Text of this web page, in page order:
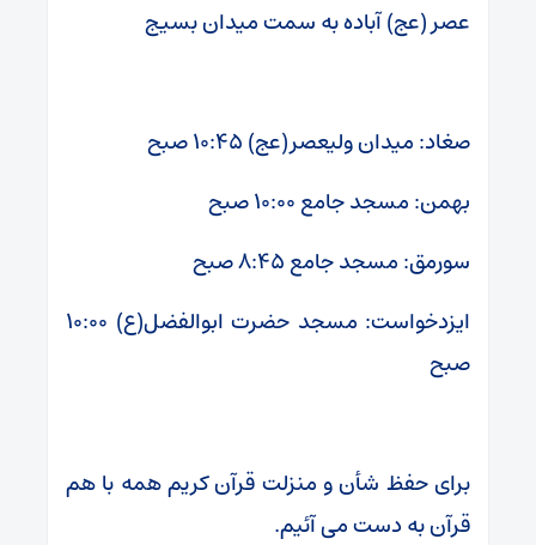
عصر (عج) آباده به سمت میدان بسیج
صغاد: میدان ولیعصر(عج) ۱۰:۴۵ صبح
بهمن: مسجد جامع ۱۰:۰۰ صبح
سورمق: مسجد جامع ۸:۴۵ صبح
ایزدخواست: مسجد حضرت ابوالفضل(ع) ۱۰:۰۰
صبح
برای حفظ شأن و منزلت قرآن کریم همه با هم
قرآن به دست می آئیم.